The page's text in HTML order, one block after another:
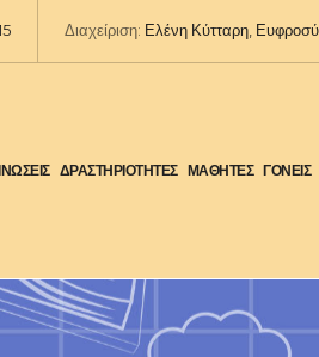
Διαχείριση: Ελένη Κύτταρη,
ΔΡΑΣΤΗΡΙΟΤΗΤΕΣ ΜΑΘΗΤΕΣ ΓΟΝΕΙΣ